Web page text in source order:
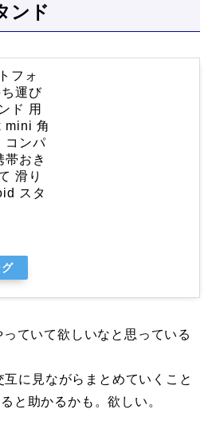
ンド
フォ
運び
ド 用
mini 角
コンパ
帯おき
滑り
スタ
ていて欲しいなと思っている
に見ながらまとめていくこと
と助かるかも。欲しい。